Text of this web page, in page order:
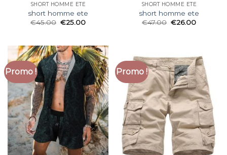
SHORT HOMME ETE
short homme ete
€45.00 €25.00
SHORT HOMME ETE
short homme ete
€47.00 €26.00
Promo ! Promo !